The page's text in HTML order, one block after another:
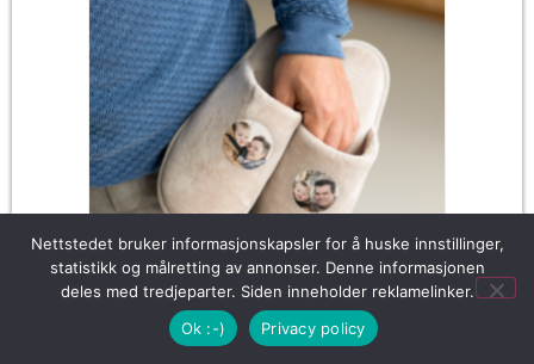
Personlige tøfler
Nettstedet bruker informasjonskapsler for å huske innstillinger,
statistikk og målretting av annonser. Denne informasjonen
deles med tredjeparter. Siden inneholder reklamelinker.
Ok :-)
Privacy policy